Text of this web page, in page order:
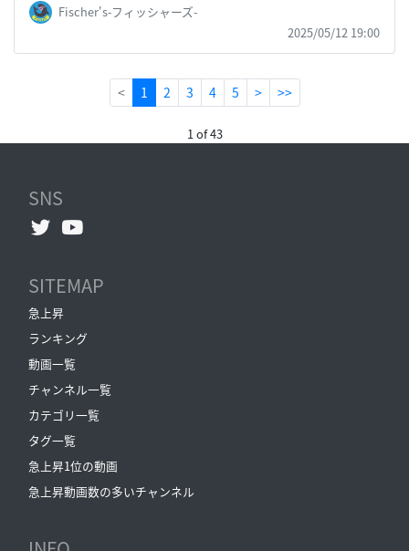
Fischer's-フィッシャーズ-
2025/05/12 19:00
< 1 (current)
2 3 4 5 > >>
1 of 43
SNS
SITEMAP
急上昇
ランキング
動画一覧
チャンネル一覧
カテゴリ一覧
タグ一覧
急上昇1位の動画
急上昇動画数の多いチャンネル